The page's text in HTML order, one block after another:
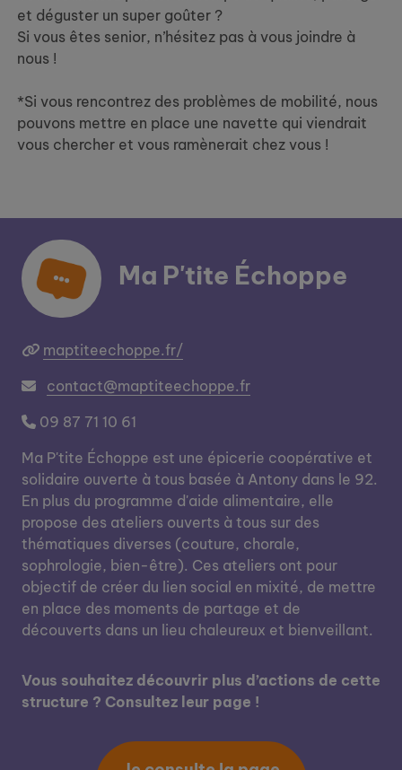
et déguster un super goûter ?
Si vous êtes senior, n’hésitez pas à vous joindre à
nous !
*Si vous rencontrez des problèmes de mobilité, nous
pouvons mettre en place une navette qui viendrait
vous chercher et vous ramènerait chez vous !
Ma P'tite Échoppe
maptiteechoppe.fr/
contact@maptiteechoppe.fr
09 87 71 10 61
Ma P'tite Échoppe est une épicerie coopérative et
solidaire ouverte à tous basée à Antony dans le 92.
En plus du programme d'aide alimentaire, elle
propose des ateliers ouverts à tous sur des
thématiques diverses (couture, chorale,
sophrologie, bien-être). Ces ateliers ont pour
objectif de créer du lien social en mixité, de mettre
en place des moments de partage et de
découverts dans un lieu chaleureux et bienveillant.
Vous souhaitez découvrir plus d’actions de cette
structure ? Consultez leur page !